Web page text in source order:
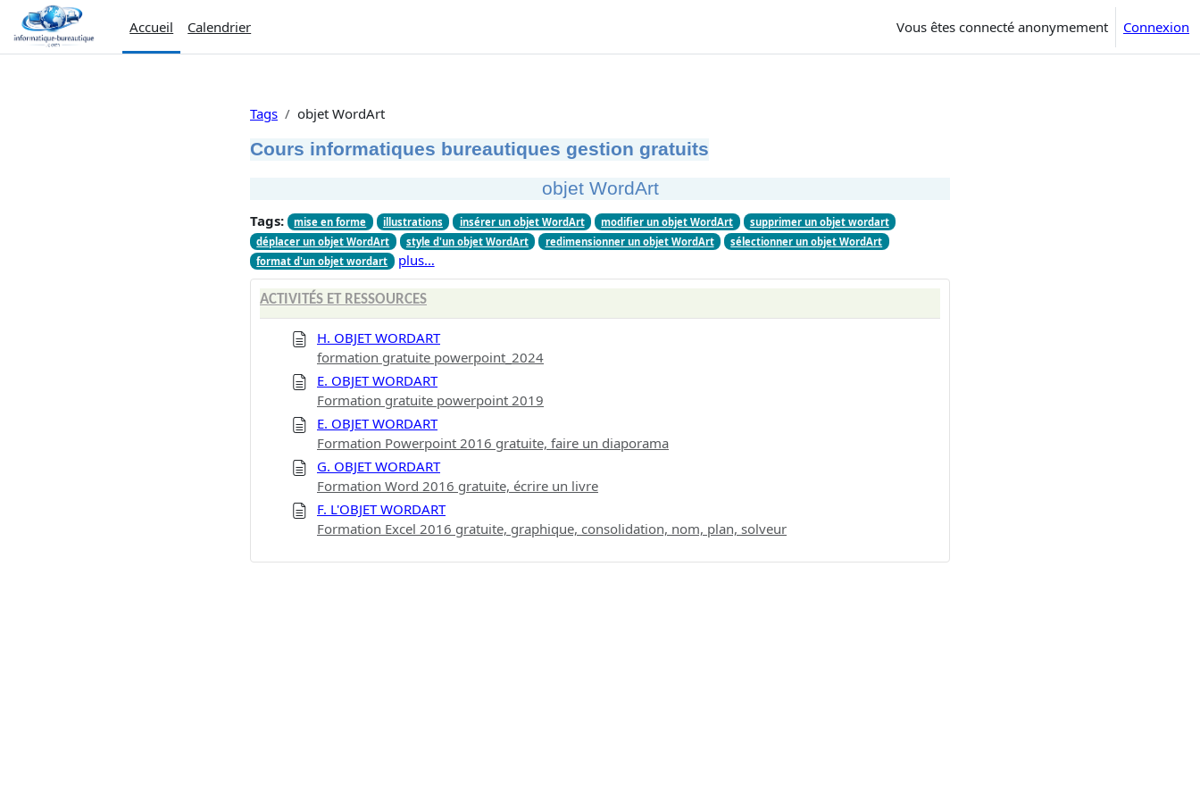
Passer au contenu principal
Accueil
Calendrier Vous êtes connecté anonymement Connexion
Tags objet WordArt
Cours informatiques bureautiques gestion gratuits
objet WordArt
Tags: mise en forme illustrations insérer un objet WordArt modifier un objet WordArt
supprimer un objet wordart
déplacer un objet WordArt
style d'un objet WordArt redimensionner un objet WordArt
sélectionner un objet WordArt
format d'un objet wordart
plus…
ACTIVITÉS ET RESSOURCES
H. OBJET WORDART
formation gratuite powerpoint_2024
E. OBJET WORDART
Formation gratuite powerpoint 2019
E. OBJET WORDART
Formation Powerpoint 2016 gratuite, faire un diaporama
G. OBJET WORDART
Formation Word 2016 gratuite, écrire un livre
F. L'OBJET WORDART
Formation Excel 2016 gratuite, graphique, consolidation, nom, plan, solveur